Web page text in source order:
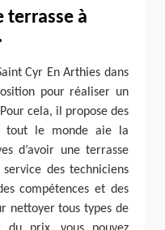
terrasse à
Cyr En Arthies dans
pour réaliser un
cela, il propose des
tout le monde aie la
d’avoir une terrasse
des techniciens
compétences et des
nettoyer tous types de